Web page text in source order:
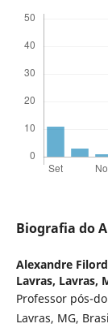
Biografia do
Alexandre
Lavras, Lavras,
Professor pós-
Lavras, MG,